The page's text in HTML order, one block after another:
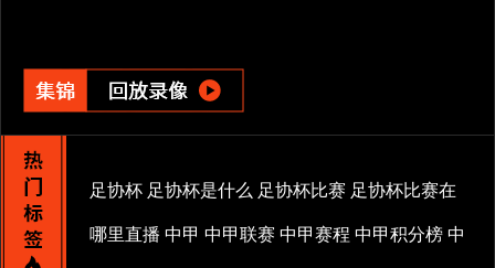
足协杯 足协杯是什么 足协杯比赛 足协杯比赛在
哪里直播 中甲 中甲联赛 中甲赛程 中甲积分榜 中